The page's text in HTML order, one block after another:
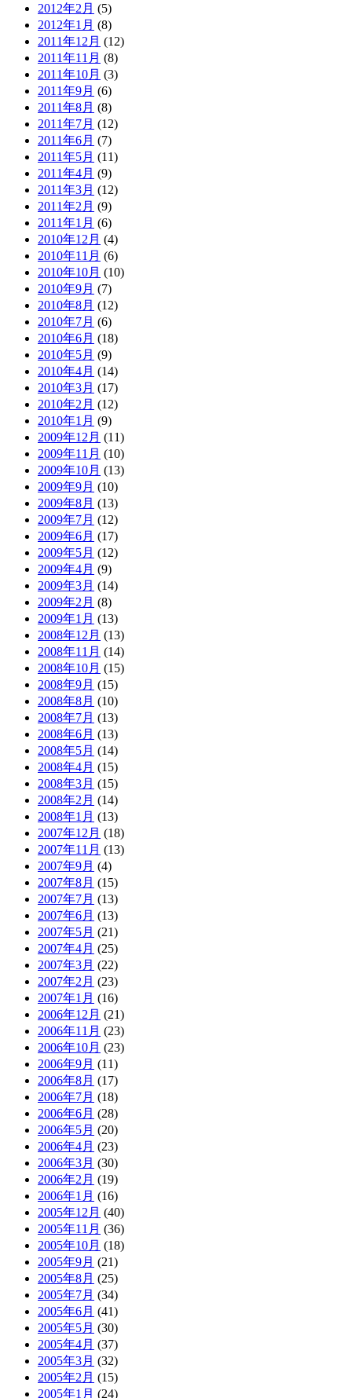
2012年2月 (5)
2012年1月 (8)
2011年12月 (12)
2011年11月 (8)
2011年10月 (3)
2011年9月 (6)
2011年8月 (8)
2011年7月 (12)
2011年6月 (7)
2011年5月 (11)
2011年4月 (9)
2011年3月 (12)
2011年2月 (9)
2011年1月 (6)
2010年12月 (4)
2010年11月 (6)
2010年10月 (10)
2010年9月 (7)
2010年8月 (12)
2010年7月 (6)
2010年6月 (18)
2010年5月 (9)
2010年4月 (14)
2010年3月 (17)
2010年2月 (12)
2010年1月 (9)
2009年12月 (11)
2009年11月 (10)
2009年10月 (13)
2009年9月 (10)
2009年8月 (13)
2009年7月 (12)
2009年6月 (17)
2009年5月 (12)
2009年4月 (9)
2009年3月 (14)
2009年2月 (8)
2009年1月 (13)
2008年12月 (13)
2008年11月 (14)
2008年10月 (15)
2008年9月 (15)
2008年8月 (10)
2008年7月 (13)
2008年6月 (13)
2008年5月 (14)
2008年4月 (15)
2008年3月 (15)
2008年2月 (14)
2008年1月 (13)
2007年12月 (18)
2007年11月 (13)
2007年9月 (4)
2007年8月 (15)
2007年7月 (13)
2007年6月 (13)
2007年5月 (21)
2007年4月 (25)
2007年3月 (22)
2007年2月 (23)
2007年1月 (16)
2006年12月 (21)
2006年11月 (23)
2006年10月 (23)
2006年9月 (11)
2006年8月 (17)
2006年7月 (18)
2006年6月 (28)
2006年5月 (20)
2006年4月 (23)
2006年3月 (30)
2006年2月 (19)
2006年1月 (16)
2005年12月 (40)
2005年11月 (36)
2005年10月 (18)
2005年9月 (21)
2005年8月 (25)
2005年7月 (34)
2005年6月 (41)
2005年5月 (30)
2005年4月 (37)
2005年3月 (32)
2005年2月 (15)
2005年1月 (24)